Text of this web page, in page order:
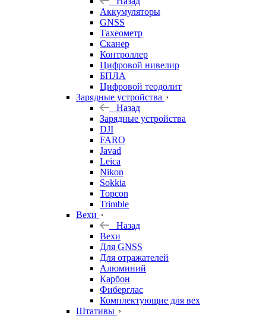
Аккумуляторы
GNSS
Тахеометр
Сканер
Контроллер
Цифровой нивелир
БПЛА
Цифровой теодолит
Зарядные устройства
Назад
Зарядные устройства
DJI
FARO
Javad
Leica
Nikon
Sokkia
Topcon
Trimble
Вехи
Назад
Вехи
Для GNSS
Для отражателей
Алюминий
Карбон
Фиберглас
Комплектующие для вех
Штативы